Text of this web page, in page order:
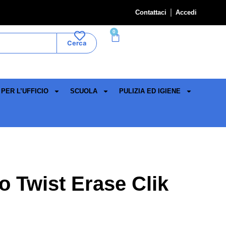
Contattaci Accedi
Cerca
0
L’UFFICIO SCUOLA PULIZIA ED IGIENE
Twist Erase Clik